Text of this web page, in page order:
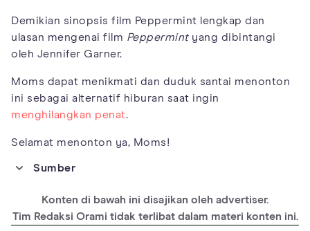
Demikian sinopsis film Peppermint lengkap dan
ulasan mengenai film Peppermint yang dibintangi
oleh Jennifer Garner.
Moms dapat menikmati dan duduk santai menonton
ini sebagai alternatif hiburan saat ingin
menghilangkan penat.
Selamat menonton ya, Moms!
Sumber
https://www.rottentomatoes.com/m/peppermint_2018
Konten di bawah ini disajikan oleh advertiser.
Tim Redaksi Orami tidak terlibat dalam materi konten ini.